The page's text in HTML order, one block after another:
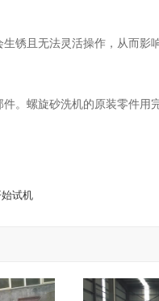
锈且无法灵活操作，从而影
。螺旋砂洗机的原装零件用
试机